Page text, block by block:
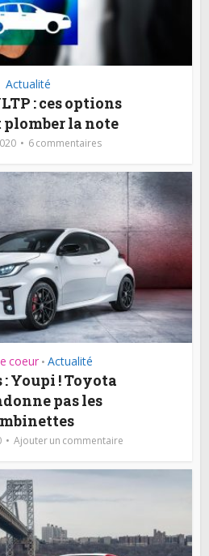
Actualité
: ces options
la note
6 commentaires
coeur • Actualité
: Youpi ! Toyota
pas les
Ajouter un commentaire